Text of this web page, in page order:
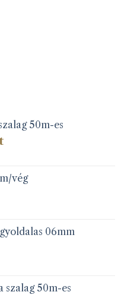
50m-es
Ártartomány:
279 Ft
vég
06mm
szalag 50m-es